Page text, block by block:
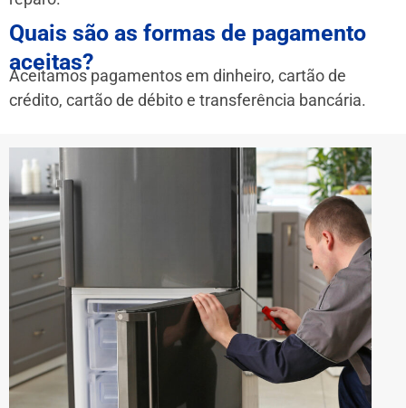
Quais são as formas de pagamento
aceitas?
Aceitamos pagamentos em dinheiro, cartão de
crédito, cartão de débito e transferência bancária.